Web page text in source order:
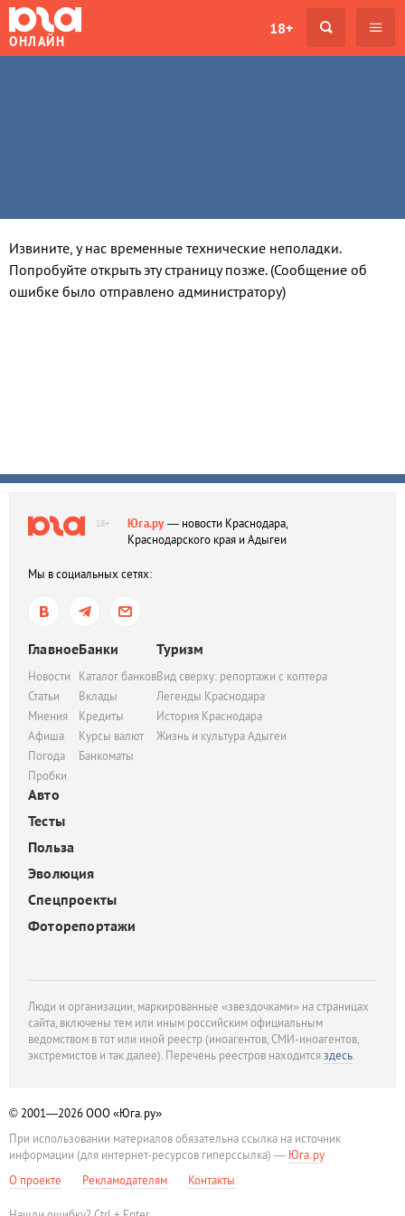
ОНЛАЙН
18+
Извините, у нас временные технические неполадки.
Попробуйте открыть эту страницу позже. (Сообщение об
ошибке было отправлено администратору)
18+ Юга.ру— новости Краснодара,
Краснодарского края и Адыгеи
Мы в социальных сетях:
Главное
Новости
Статьи
Мнения
Афиша
Погода
Пробки
Банки
Каталог банков
Вклады
Кредиты
Курсы валют
Банкоматы
Туризм
Вид сверху: репортажи с коптера
Легенды Краснодара
История Краснодара
Жизнь и культура Адыгеи
Авто
Тесты
Польза
Эволюция
Спецпроекты
Фоторепортажи
Люди и организации, маркированные «звездочками» на страницах
сайта, включены тем или иным российским официальным
ведомством в тот или иной реестр (иноагентов, СМИ-иноагентов,
экстремистов и так далее). Перечень реестров находитсяздесь.
© 2001—2026ООО «Юга.ру»
При использовании материалов обязательна ссылка на источник
информации (для интернет-ресурсов гиперссылка) — Юга.ру
О проекте
Рекламодателям Контакты